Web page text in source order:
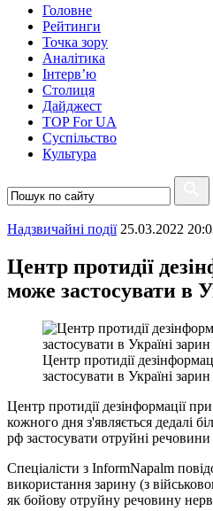
Головне
Рейтинги
Точка зору
Аналітика
Інтерв’ю
Столиця
Дайджест
TOP For UA
Суспiльство
Культура
Надзвичайні події 25.03.2022
Центр протидії
може застосувати в
Центр протидії
застосувати в Україні зарин
Центр протидії дезінформації
кожного дня з'являється дедалі
рф застосувати отруйні
Спеціалісти з InformNapalm
використання зарину (з
як бойову отруйну речовину